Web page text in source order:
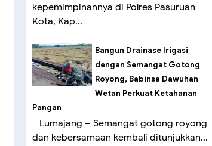
kepemimpinannya di Polres Pasuruan
Kota, Kap...
Bangun Drainase Irigasi
dengan Semangat Gotong
Royong, Babinsa Dawuhan
Wetan Perkuat Ketahanan
Pangan
Lumajang – Semangat gotong royong
dan kebersamaan kembali ditunjukkan...